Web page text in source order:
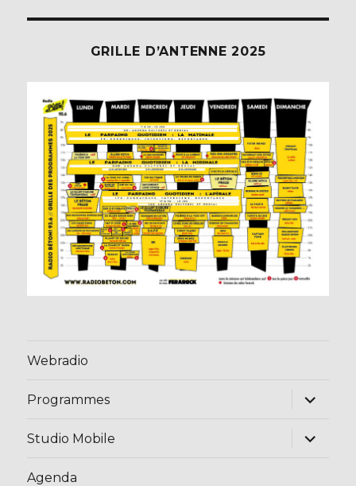
GRILLE D’ANTENNE 2025
Webradio
Programmes
ouvrir
menu
Studio Mobile
ouvrir
Agenda